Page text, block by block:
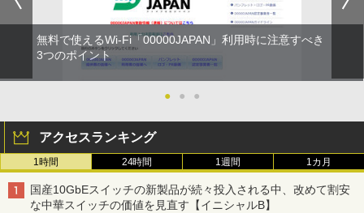
無料で使えるWi-Fi「00000JAPAN」利用時に注意すべき
3つのポイント
● ● ●
アクセスランキング
1時間 24時間 1週間 1カ月
国産10GbEスイッチの新製品が続々投入される中、改めて割安
な中華スイッチの価値を見直す【イニシャルB】